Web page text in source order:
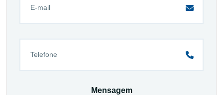
Mensagem